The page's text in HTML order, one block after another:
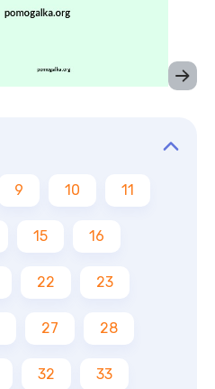
9 10 11
15 16
22 23
27 28
32 33